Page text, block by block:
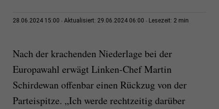
28.06.2024 15:00 Aktualisiert: 29.06.2024 06:00 Lesezeit: 2 min
Nach der krachenden Niederlage bei der
Europawahl erwägt Linken-Chef Martin
Schirdewan offenbar einen Rückzug von der
Parteispitze. „Ich werde rechtzeitig darüber